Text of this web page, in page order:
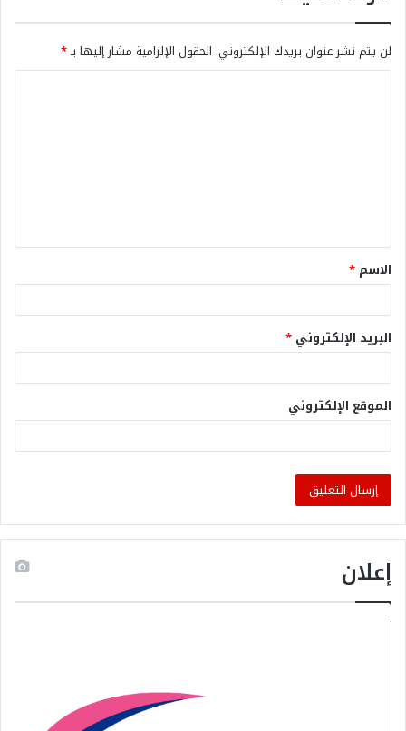
لن يتم نشر عنوان بريدك الإلكتروني. الحقول الإلزامية مشار إليها بـ*
الاسم *
البريد الإلكتروني *
الموقع الإلكتروني
إعلان